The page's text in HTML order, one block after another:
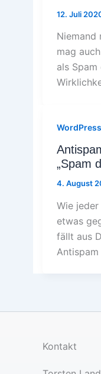
12. Juli
Niemand
mag
als
WordPress
„Spam
4. August
Wie
etwas
fällt aus
Antispam
Kontakt